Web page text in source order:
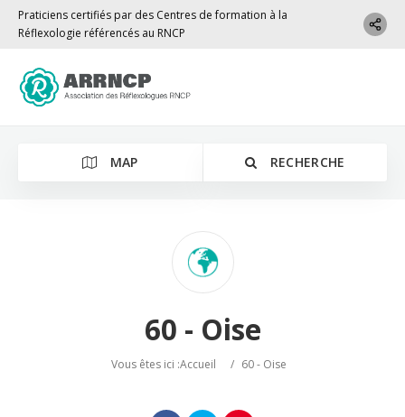
Praticiens certifiés par des Centres de formation à la
Réflexologie référencés au RNCP
MAP RECHERCHE
60 - Oise
Vous êtes ici :Accueil / 60 - Oise